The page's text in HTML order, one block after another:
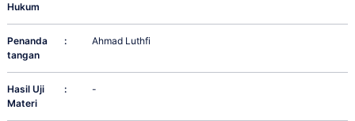
Hukum
Penanda
tangan
: Ahmad Luthfi
Hasil Uji
Materi
: -